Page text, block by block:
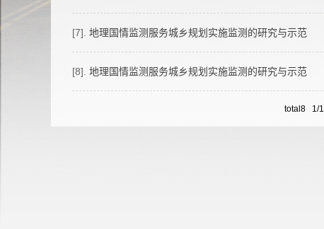
[7]. 地理国情监测服务城乡规划实施监测的研究与示范
[8]. 地理国情监测服务城乡规划实施监测的研究与示范
total8 1/1